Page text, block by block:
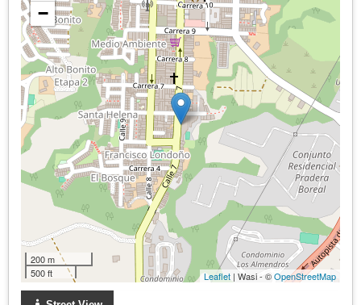
−
200 m
500 ft
Leaflet | Wasi - ©OpenStreetMap